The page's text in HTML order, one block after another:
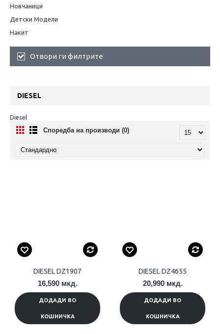
Новчаници
Детски Модели
Накит
Отвори ги филтрите
DIESEL
Diesel
Споредба на производи (0)
DIESEL DZ1907
16,590 мкд.
ДОДАДИ ВО
КОШНИЧКА
DIESEL DZ4655
20,990 мкд.
ДОДАДИ ВО
КОШНИЧКА